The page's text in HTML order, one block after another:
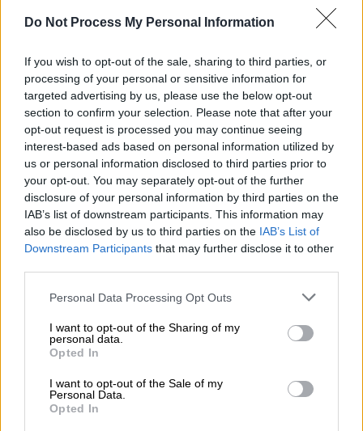
Do Not Process My Personal Information
If you wish to opt-out of the sale, sharing to third parties, or
processing of your personal or sensitive information for
targeted advertising by us, please use the below opt-out
section to confirm your selection. Please note that after your
opt-out request is processed you may continue seeing
interest-based ads based on personal information utilized by
us or personal information disclosed to third parties prior to
your opt-out. You may separately opt-out of the further
disclosure of your personal information by third parties on the
IAB’s list of downstream participants. This information may
also be disclosed by us to third parties on the IAB’s List of
Downstream Participants that may further disclose it to other
Please note that this website/app uses one or more Google
not limited to your visit or usage behaviour. You may click to
grant or deny consent to Google and its third-party tags to
use your data for below specified purposes in below Google
consent section.
Personal Data Processing Opt Outs
I want to opt-out of the Sharing of my
personal data.
Opted In
I want to opt-out of the Sale of my
Personal Data.
Opted In
13.07.2019 22:50
στρατιωτικής διοίκησης Διαστήματος
«Για να διασφαλίσουμε την ανάπτυξη και την
ενίσχυση των διαστημικών δυνατοτήτων
διοίκηση τον επόμενο Σεπτέμβριο» είπε ο
Γάλλος πρόεδρος